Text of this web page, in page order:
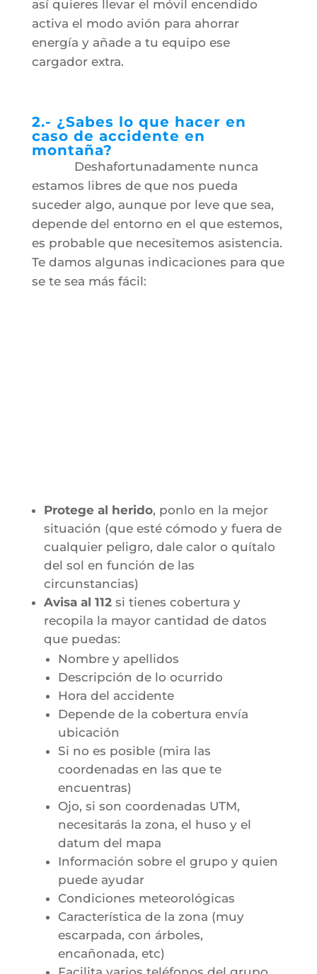
así quieres llevar el móvil encendido
activa el modo avión para ahorrar
energía y añade a tu equipo ese
cargador extra.
2.- ¿Sabes lo que hacer en
caso de accidente en
montaña?
Deshafortunadamente nunca
estamos libres de que nos pueda
suceder algo, aunque por leve que sea,
depende del entorno en el que estemos,
es probable que necesitemos asistencia.
Te damos algunas indicaciones para que
se te sea más fácil:
Protege al herido, ponlo en la mejor
situación (que esté cómodo y fuera de
cualquier peligro, dale calor o quítalo
del sol en función de las
circunstancias)
Avisa al 112si tienes cobertura y
recopila la mayor cantidad de datos
que puedas:
Nombre y apellidos
Descripción de lo ocurrido
Hora del accidente
Depende de la cobertura envía
ubicación
Si no es posible (mira las
coordenadas en las que te
encuentras)
Ojo, si son coordenadas UTM,
necesitarás la zona, el huso y el
datum del mapa
Información sobre el grupo y quien
puede ayudar
Condiciones meteorológicas
Característica de la zona (muy
escarpada, con árboles,
encañonada, etc)